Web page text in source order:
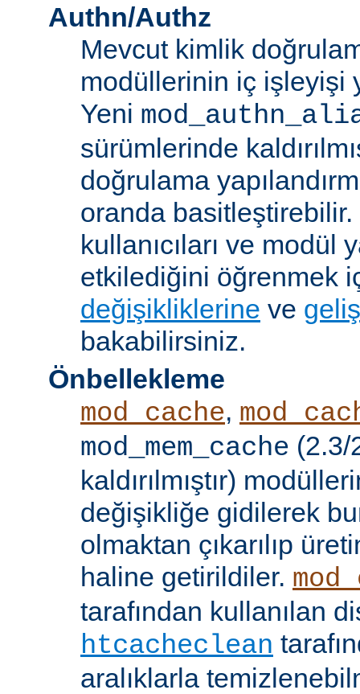
Authn/Authz
Mevcut kimlik
modüllerinin iç işleyişi
Yeni
sürümlerinde
doğrulama
oranda
kullanıcıları ve modül
etkilediğini öğrenmek
değişikliklerine ve
bakabilirsiniz.
Önbellekleme
mod_cache,
mod_mem_cache (2.3/
kaldırılmıştır)
değişikliğe gidilerek
olmaktan çıkarılıp
haline getirildiler.
tarafından kullanılan
htcacheclean
aralıklarla